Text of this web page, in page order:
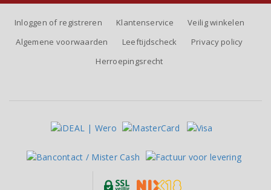
Inloggen of registreren Klantenservice
Veilig winkelen
Algemene voorwaarden
Leeftijdscheck
Privacy policy
Herroepingsrecht